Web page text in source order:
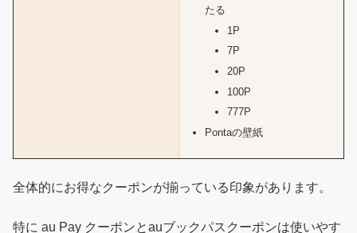
たる
1P
7P
20P
100P
777P
Pontaの壁紙
全体的にお得なクーポンが揃っている印象があります。
特に au Pay クーポンとauブックパスクーポンは使いやす